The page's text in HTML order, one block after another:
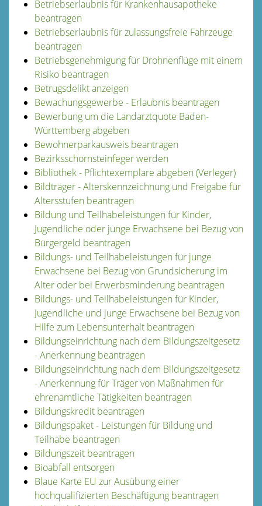
Betriebserlaubnis für Krankenhausapotheke
beantragen
Betriebserlaubnis für zulassungsfreie Fahrzeuge
beantragen
Betriebsgenehmigung für Drohnenflüge mit einem
Risiko beantragen
Betrugsdelikt anzeigen
Bewachungsgewerbe - Erlaubnis beantragen
Bewerbung um die Landarztquote Baden-
Württemberg abgeben
Bewohnerparkausweis beantragen
Bezirksschornsteinfeger werden
Bibliothek - Pflichtexemplare abgeben (Verleger)
Bildträger - Alterskennzeichnung und Freigabe für
Altersstufen beantragen
Bildung und Teilhabeleistungen für Kinder,
Jugendliche oder junge Erwachsene bei Bezug von
Bürgergeld beantragen
Bildungs- und Teilhabeleistungen für junge
Erwachsene bei Bezug von Grundsicherung im
Alter oder bei Erwerbsminderung beantragen
Bildungs- und Teilhabeleistungen für Kinder,
Jugendliche und junge Erwachsene bei Bezug von
Hilfe zum Lebensunterhalt beantragen
Bildungseinrichtung nach dem Bildungszeitgesetz
- Anerkennung beantragen
Bildungseinrichtung nach dem Bildungszeitgesetz
- Anerkennung für Träger von Maßnahmen für
ehrenamtliche Tätigkeiten beantragen
Bildungskredit beantragen
Bildungspaket - Leistungen für Bildung und
Teilhabe beantragen
Bildungszeit beantragen
Bioabfall entsorgen
Blaue Karte EU zur Ausübung einer
hochqualifizierten Beschäftigung beantragen